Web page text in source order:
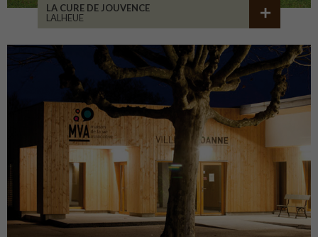
LA CURE DE JOUVENCE
LALHEUE